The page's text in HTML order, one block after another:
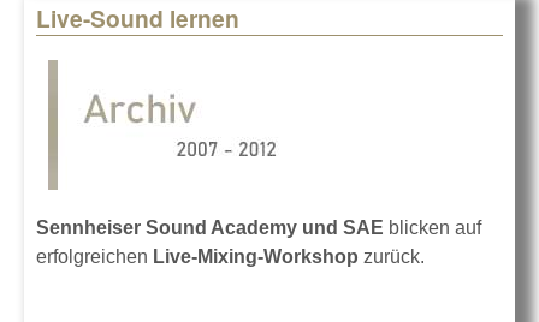
Live-Sound lernen
Sennheiser Sound Academy und SAE blicken auf
erfolgreichen Live-Mixing-Workshop zurück.